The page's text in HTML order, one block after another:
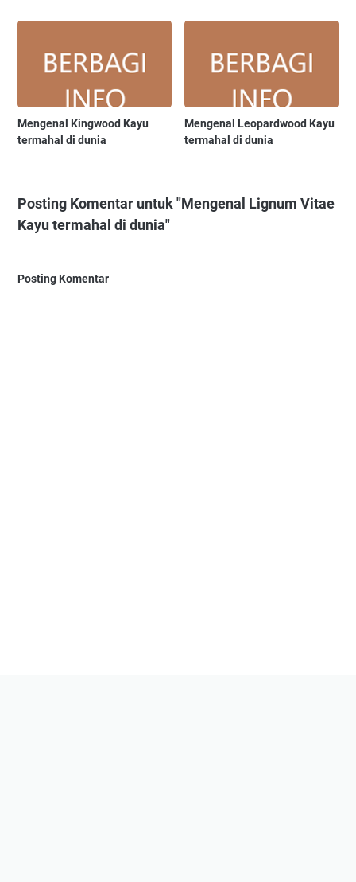
Mengenal Kingwood Kayu
termahal di dunia
Mengenal Leopardwood Kayu
termahal di dunia
Posting Komentar untuk "Mengenal Lignum Vitae
Kayu termahal di dunia"
Posting Komentar